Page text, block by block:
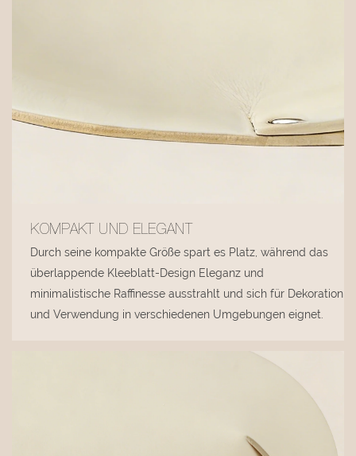
KOMPAKT UND ELEGANT
Durch seine kompakte Größe spart es Platz, während das
überlappende Kleeblatt-Design Eleganz und
minimalistische Raffinesse ausstrahlt und sich für Dekoration
und Verwendung in verschiedenen Umgebungen eignet.